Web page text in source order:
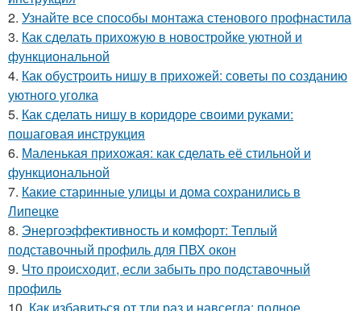
2. Узнайте все способы монтажа стенового профнастила
3. Как сделать прихожую в новостройке уютной и
функциональной
4. Как обустроить нишу в прихожей: советы по созданию
уютного уголка
5. Как сделать нишу в коридоре своими руками:
пошаговая инструкция
6. Маленькая прихожая: как сделать её стильной и
функциональной
7. Какие старинные улицы и дома сохранились в
Липецке
8. Энергоэффективность и комфорт: Теплый
подставочный профиль для ПВХ окон
9. Что происходит, если забыть про подставочный
профиль